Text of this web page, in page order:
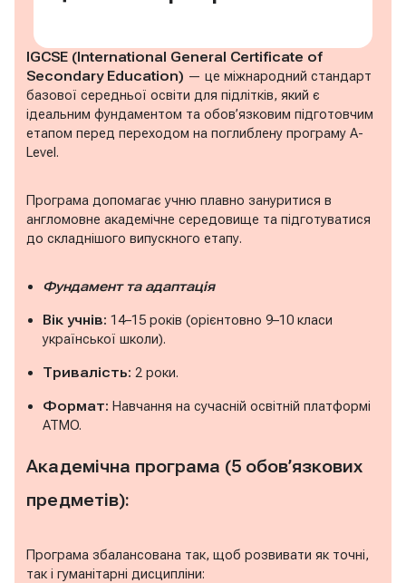
IGCSE (International General Certificate of
Secondary Education) — це міжнародний стандарт
базової середньої освіти для підлітків, який є
ідеальним фундаментом та обов’язковим підготовчим
етапом перед переходом на поглиблену програму A-
Level.
Програма допомагає учню плавно зануритися в
англомовне академічне середовище та підготуватися
до складнішого випускного етапу.
Фундамент та адаптація
Вік учнів: 14–15 років (орієнтовно 9–10 класи
української школи).
Тривалість: 2 роки.
Формат: Навчання на сучасній освітній платформі
ATMO.
Академічна програма (5 обов’язкових
предметів):
Програма збалансована так, щоб розвивати як точні,
так і гуманітарні дисципліни: